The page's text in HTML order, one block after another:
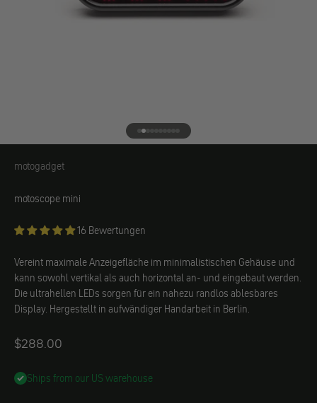
Gehe zu Element 1
Gehe zu Element 2
Gehe zu Element 3
Gehe zu Element 4
Gehe zu Element 5
Gehe zu Element 6
Gehe zu Element 7
Gehe zu Element 8
Gehe zu Element 9
Gehe zu Element 10
motogadget
motogadget
motoscope mini
16 Bewertungen
Vereint maximale Anzeigefläche im minimalistischen Gehäuse und
kann sowohl vertikal als auch horizontal an- und eingebaut werden.
Die ultrahellen LEDs sorgen für ein nahezu randlos ablesbares
Display. Hergestellt in aufwändiger Handarbeit in Berlin.
Angebot
$288.00
Ships from our US warehouse